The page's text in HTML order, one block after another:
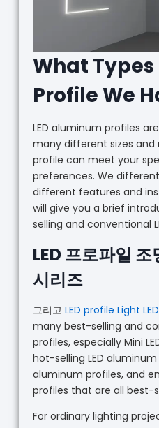
What Types
Profile We
LED aluminum profiles
many different sizes and
profile can meet your
preferences. We
different features and
will give you a brief
selling and conventional
LED 프로파일 조
시리즈
그리고 LED profile Light
many best-selling and
profiles, especially Mini
hot-selling LED aluminum
aluminum profiles, and
profiles that are all best-
For ordinary lighting